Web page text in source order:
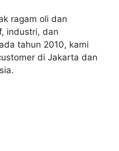
ragam oli dan
industri, dan
tahun 2010, kami
di Jakarta dan